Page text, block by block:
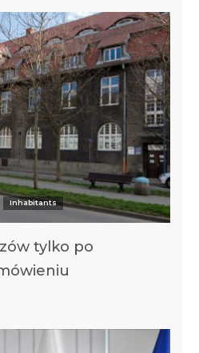
Inhabitants
tylko po